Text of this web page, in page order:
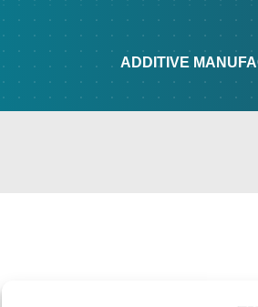
QUADERNI DI
ADDITIVE